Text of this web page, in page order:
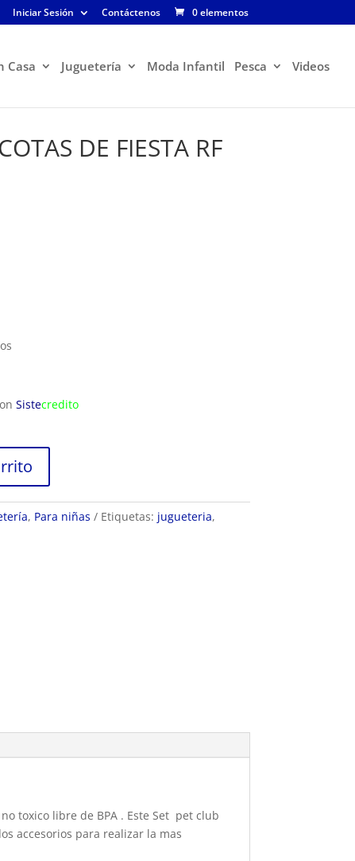
Iniciar Sesión Contáctenos 0 elementos
Casa Juguetería Moda Infantil Pesca Videos
DE FIESTA RF
Sistecredito
, Para niñas Etiquetas: jugueteria,
toxico libre de BPA . Este Set pet club
accesorios para realizar la mas